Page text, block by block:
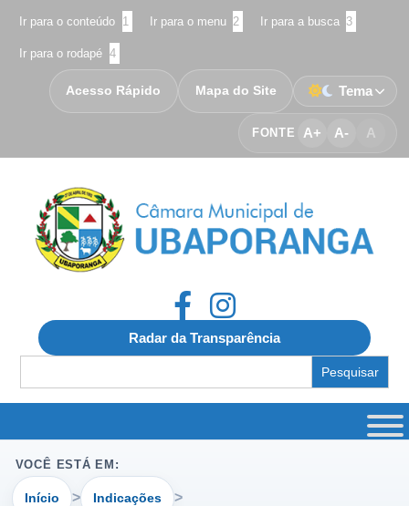
Ir para o conteúdo 1 Ir para o menu 2 Ir para a busca 3
Ir para o rodapé 4
FONTE A+ A- A
Acesso Rápido Mapa do Site Tema
Radar da Transparência
for:
VOCÊ ESTÁ EM:
Início Indicações